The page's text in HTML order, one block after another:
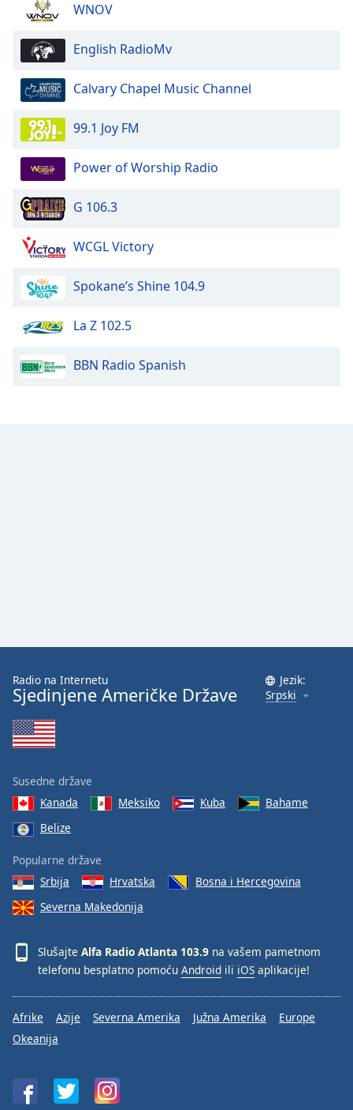
WNOV
English RadioMv
Calvary Chapel Music Channel
99.1 Joy FM
Power of Worship Radio
G 106.3
WCGL Victory
Spokane’s Shine 104.9
La Z 102.5
BBN Radio Spanish
Radio na Internetu
Sjedinjene Američke Države
Jezik:
Srpski
Susedne države
Kanada
Meksiko Kuba
Bahame
Belize
Popularne države
Srbija
Hrvatska
Bosna i Hercegovina
Severna Makedonija
Slušajte Alfa Radio Atlanta 103.9 na vašem pametnom
telefonu besplatno pomoću Android ili iOS aplikacije!
Afrike Azije Severna Amerika Južna Amerika
Europe
Okeanija